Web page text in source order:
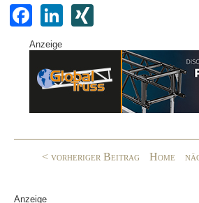
F
a
c
e
o
Li
k
e
G
Anzeige
< vorheriger Beitrag Home
Anzeige